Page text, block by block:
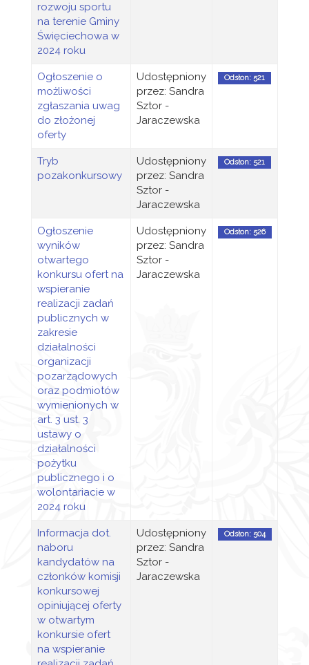
rozwoju sportu
na terenie Gminy
Święciechowa w
2024 roku
Ogłoszenie o
możliwości
zgłaszania uwag
do złożonej
oferty
Udostępniony
przez: Sandra
Sztor -
Jaraczewska
Odsłon: 521
Tryb
pozakonkursowy
Udostępniony
przez: Sandra
Sztor -
Jaraczewska
Odsłon: 521
Ogłoszenie
wyników
otwartego
konkursu ofert na
wspieranie
realizacji zadań
publicznych w
zakresie
działalności
organizacji
pozarządowych
oraz podmiotów
wymienionych w
art. 3 ust. 3
ustawy o
działalności
pożytku
publicznego i o
wolontariacie w
2024 roku
Udostępniony
przez: Sandra
Sztor -
Jaraczewska
Odsłon: 526
Informacja dot.
naboru
kandydatów na
członków komisji
konkursowej
opiniującej oferty
w otwartym
konkursie ofert
na wspieranie
Udostępniony
przez: Sandra
Sztor -
Jaraczewska
Odsłon: 504